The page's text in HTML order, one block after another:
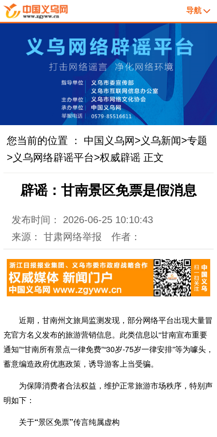
导航
您当前的位置 ： 中国义乌网>义乌新闻>专题
>义乌网络辟谣平台>权威辟谣 正文
辟谣：甘南景区免票是假消息
发布时间： 2026-06-25 10:10:43
来源： 甘肃网络举报 作者：
近期，甘南州文旅局监测发现，部分网络平台出现大量冒
充官方名义发布的旅游营销信息。此类信息以“甘南宣布重要
通知”“甘南所有景点一律免费”“30岁-75岁一律安排”等为噱头，
蓄意编造政府优惠政策，诱导游客上当受骗。
为保障消费者合法权益，维护正常旅游市场秩序，特别声
明如下：
关于“景区免票”传言纯属虚构